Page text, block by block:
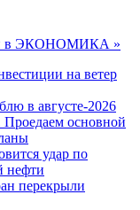
в ЭКОНОМИКА »
на ветер
в августе-2026
основной
удар по
нефти
перекрыли